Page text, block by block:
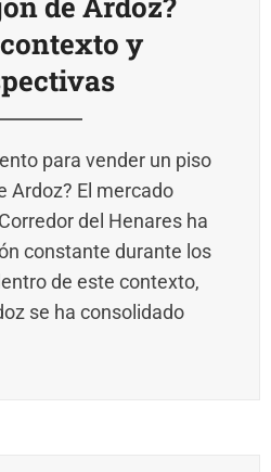
y
para vender un piso
Ardoz? El mercado
del Henares ha
constante durante los
de este contexto,
se ha consolidado